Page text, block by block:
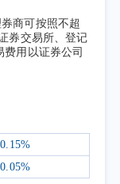
旅、康养等
稳，居民消
主要经济
胀反弹强化
滞胀压力有
商可按照不超
券交易所、登记
用以证券公司
0.15%
0.05%